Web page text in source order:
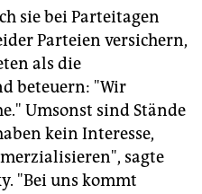
sie bei Parteitagen
Parteien versichern,
als die
beteuern: "Wir
Umsonst sind Stände
kein Interesse,
sagte
"Bei uns kommt